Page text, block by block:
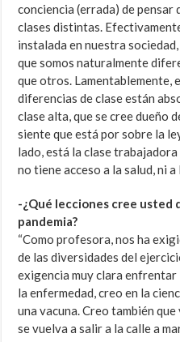
conciencia (errada) de pensar
clases distintas.
instalada en nuestra
que somos naturalmente
que otros. Lamentablemente,
diferencias de clase están
clase alta, que se cree dueño
siente que está por sobre la
lado, está la clase
no tiene acceso a la salud, ni a
-¿Qué lecciones cree usted
pandemia?
“Como profesora, nos ha
de las diversidades del
exigencia muy clara enfrentar
la enfermedad, creo en la
una vacuna. Creo también
se vuelva a salir a la calle a